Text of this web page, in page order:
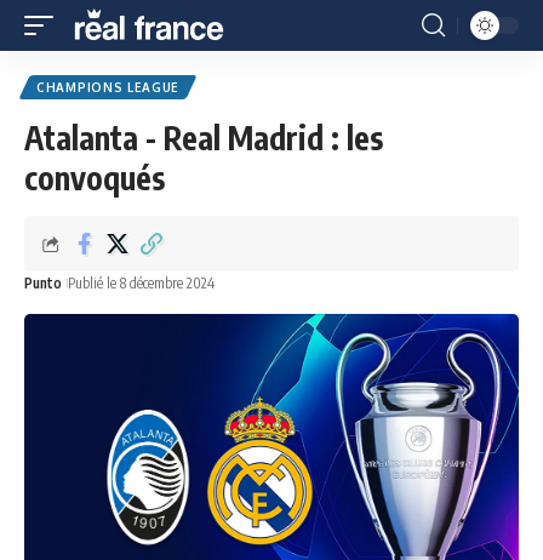
CHAMPIONS LEAGUE
Atalanta - Real Madrid : les
convoqués
Punto Publié le 8 décembre 2024